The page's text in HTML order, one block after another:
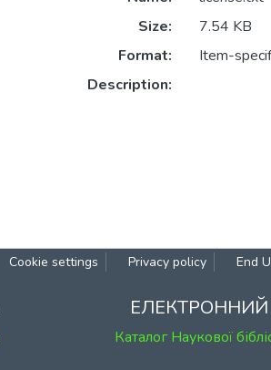
Size:
7.54 KB
Format:
Item-
Description:
Cookie settings Privacy policy End
Каталог Наукової